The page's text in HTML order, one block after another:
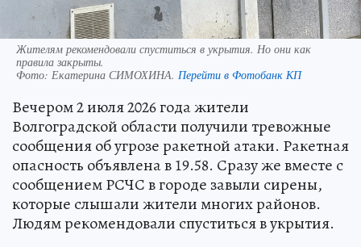
Жителям рекомендовали спуститься в укрытия. Но они как
правила закрыты.
Фото: Екатерина СИМОХИНА. Перейти в Фотобанк КП
Вечером 2 июля 2026 года жители
Волгоградской области получили тревожные
сообщения об угрозе ракетной атаки. Ракетная
опасность объявлена в 19.58. Сразу же вместе с
сообщением РСЧС в городе завыли сирены,
которые слышали жители многих районов.
Людям рекомендовали спуститься в укрытия.